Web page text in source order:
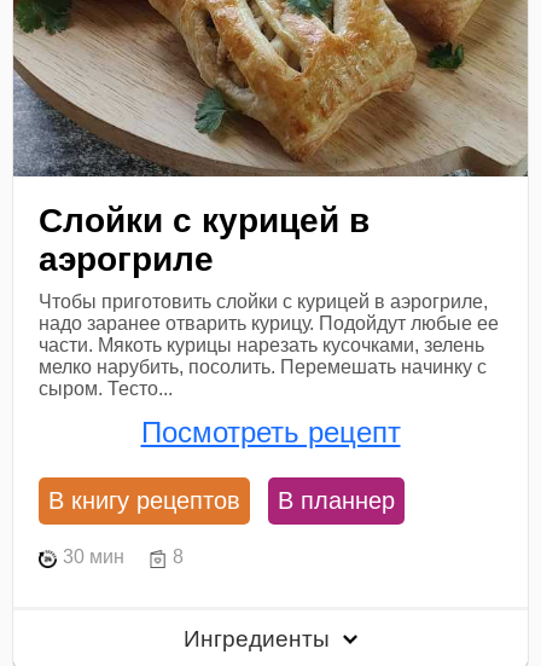
Слойки с курицей в
аэрогриле
Чтобы приготовить слойки с курицей в аэрогриле,
надо заранее отварить курицу. Подойдут любые ее
части. Мякоть курицы нарезать кусочками, зелень
мелко нарубить, посолить. Перемешать начинку с
сыром. Тесто...
Посмотреть рецепт
В книгу рецептов В планнер
30 мин 8
Ингредиенты